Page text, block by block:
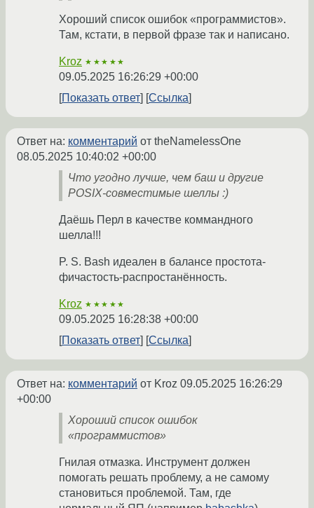
Хороший список ошибок «программистов».
Там, кстати, в первой фразе так и написано.
Kroz ★★★★★
09.05.2025 16:26:29 +00:00
Показать ответ
Ссылка
Ответ на: комментарий от theNamelessOne
08.05.2025 10:40:02 +00:00
Что угодно лучше, чем баш и другие
POSIX-совместимые шеллы :)
Даёшь Перл в качестве коммандного
шелла!!!
P. S. Bash идеален в балансе простота-
фичастость-распростанённость.
Kroz ★★★★★
09.05.2025 16:28:38 +00:00
Показать ответ
Ссылка
Ответ на: комментарий от Kroz 09.05.2025 16:26:29
+00:00
Хороший список ошибок
«программистов»
Гнилая отмазка. Инструмент должен
помогать решать проблему, а не самому
становиться проблемой. Там, где